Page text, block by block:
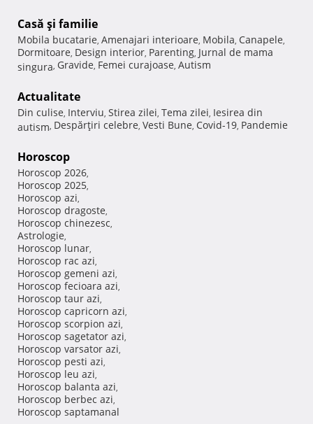
Casă şi familie
Mobila bucatarie, Amenajari interioare, Mobila, Canapele,
Dormitoare, Design interior, Parenting, Jurnal de mama
singura, Gravide, Femei curajoase, Autism
Actualitate
Din culise, Interviu, Stirea zilei, Tema zilei, Iesirea din
autism, Despărţiri celebre, Vesti Bune, Covid-19, Pandemie
Horoscop
Horoscop 2026,
Horoscop 2025,
Horoscop azi,
Horoscop dragoste,
Horoscop chinezesc,
Astrologie,
Horoscop lunar,
Horoscop rac azi,
Horoscop gemeni azi,
Horoscop fecioara azi,
Horoscop taur azi,
Horoscop capricorn azi,
Horoscop scorpion azi,
Horoscop sagetator azi,
Horoscop varsator azi,
Horoscop pesti azi,
Horoscop leu azi,
Horoscop balanta azi,
Horoscop berbec azi,
Horoscop saptamanal